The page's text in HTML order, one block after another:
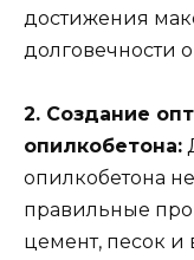
достижения
долговечности
2. Создание
опилкобетона:
опилкобетона
правильные
цемент, песок и